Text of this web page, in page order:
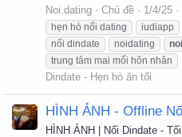
Noi.dating
Chủ đề 1/4/25
hẹn hò nối dating
iudiapp
nối dindate
noidating
trung tâm mai mối hôn nhân
Dindate - Hẹn hò ăn tối
HÌNH ẢNH - Offline
HÌNH ẢNH | Nối Dindate -